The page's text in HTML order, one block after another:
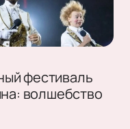
фестиваль
волшебство